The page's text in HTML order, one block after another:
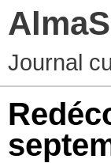
Journal